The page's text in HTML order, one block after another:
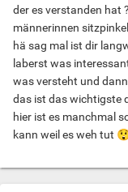
der es verstanden hat
männerinnen
hä sag mal ist dir
laberst was
was versteht und
das ist das wichtigste
hier ist es manchmal
kann weil es weh tut